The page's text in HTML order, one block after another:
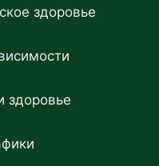
здоровье
здоровье